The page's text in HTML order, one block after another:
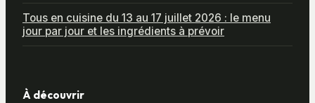
Tous en cuisine du 13 au 17 juillet 2026 : le menu
jour par jour et les ingrédients à prévoir
À découvrir